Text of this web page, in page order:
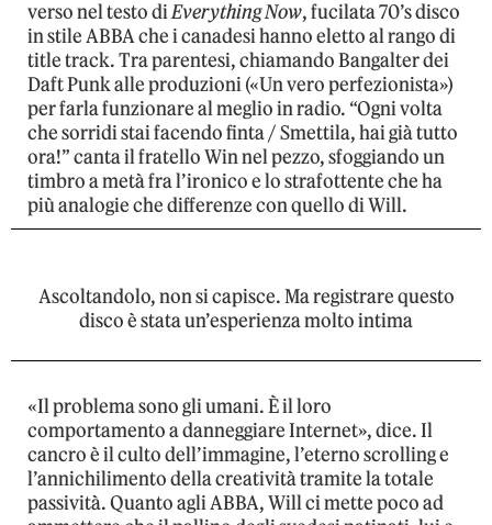
verso nel testo diEverything Now, fucilata 70’s disco
in stile ABBA che i canadesi hanno eletto al rango di
title track. Tra parentesi, chiamando Bangalter dei
Daft Punk alle produzioni («Un vero perfezionista»)
per farla funzionare al meglio in radio. “Ogni volta
che sorridi stai facendo finta / Smettila, hai già tutto
ora!” canta il fratello Win nel pezzo, sfoggiando un
timbro a metà fra l’ironico e lo strafottente che ha
più analogie che differenze con quello di Will.
Ascoltandolo, non si capisce. Ma registrare questo
disco è stata un’esperienza molto intima
«Il problema sono gli umani. È il loro
comportamento a danneggiare Internet», dice. Il
cancro è il culto dell’immagine, l’eterno scrolling e
l’annichilimento della creatività tramite la totale
passività. Quanto agli ABBA, Will ci mette poco ad